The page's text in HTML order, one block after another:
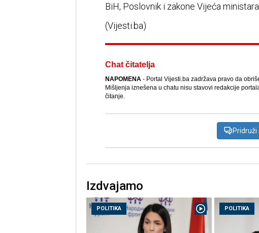
BiH, Poslovnik i zakone Vijeća
(Vijesti.ba)
Chat čitatelja
NAPOMENA- Portal Vijesti.ba zadržava pravo da
Mišljenja iznešena u chatu nisu stavovi redakcije
čitanje.
Pridruži
Izdvajamo
POLITIKA POLITIKA